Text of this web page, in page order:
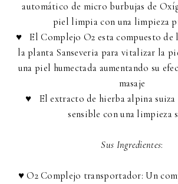
automático de micro burbujas de
piel limpia con una limpieza
♥ El Complejo O2 esta compuesto de
la planta Sanseveria para vitalizar la
una piel humectada aumentando su
masaje
♥ El extracto de hierba alpina
sensible con una limpieza
Sus Ingredientes:
♥ O2 Complejo transportador: Un